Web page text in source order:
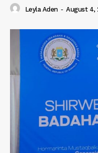
Leyla Aden - August 4,